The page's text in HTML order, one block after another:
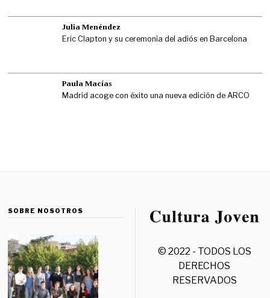
Julia Menéndez
Eric Clapton y su ceremonia del adiós en Barcelona
Paula Macías
Madrid acoge con éxito una nueva edición de ARCO
SOBRE NOSOTROS
© 2022 - TODOS LOS
DERECHOS
RESERVADOS